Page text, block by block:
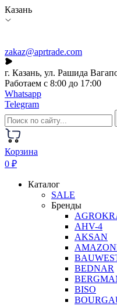
Казань
zakaz@aprtrade.com
г. Казань, ул. Рашида
Работаем с 8:00 до 17:00
Whatsapp
Telegram
Корзина
0 ₽
Каталог
SALE
Бренды
AHV-4
AKSAN
BEDNAR
BISO